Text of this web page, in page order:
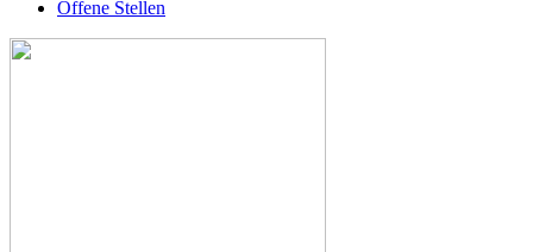
Offene Stellen